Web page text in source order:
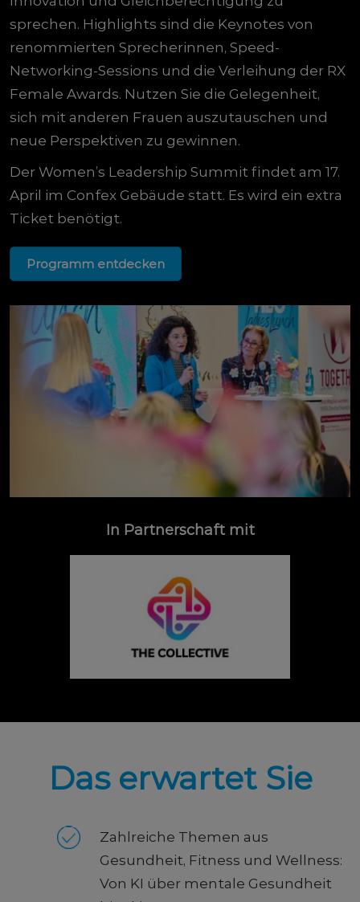
sprechen. Highlights sind die Keynotes von
renommierten Sprecherinnen, Speed-
Networking-Sessions und die Verleihung der RX
Female Awards. Nutzen Sie die Gelegenheit,
sich mit anderen Frauen auszutauschen und
neue Perspektiven zu gewinnen.
Der Women’s Leadership Summit findet am 17.
April im Confex Gebäude statt. Es wird ein extra
Ticket benötigt.
Programm entdecken
In Partnerschaft mit
Das erwartet Sie
Zahlreiche Themen aus
Gesundheit, Fitness und Wellness:
Von KI über mentale Gesundheit